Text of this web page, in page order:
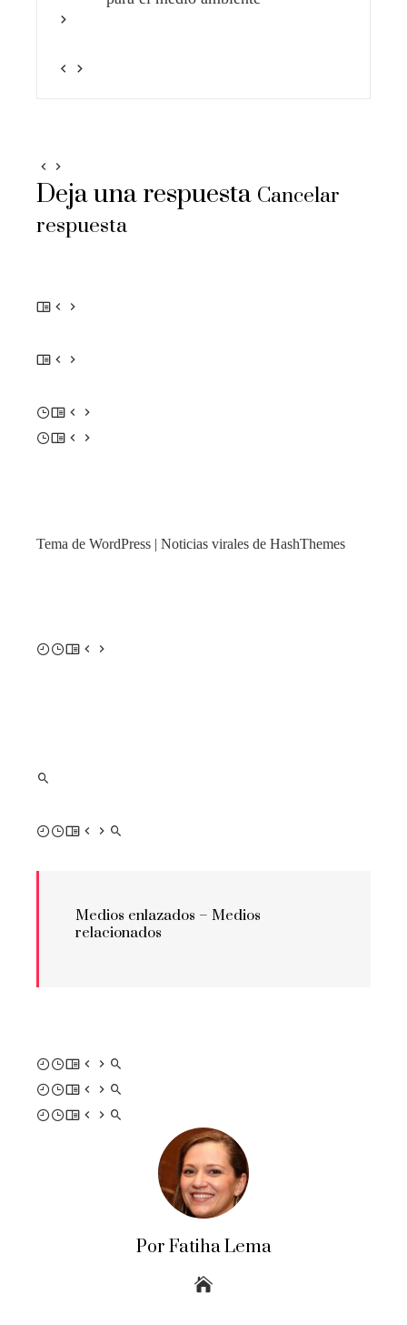
Deja una respuesta Cancelar
respuesta
Tema de WordPress | Noticias virales de HashThemes
Medios enlazados – Medios
relacionados
Por Fatiha Lema